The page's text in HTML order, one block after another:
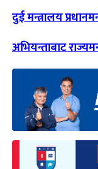
दुई मन्त्रालय
अभियन्ताबाट